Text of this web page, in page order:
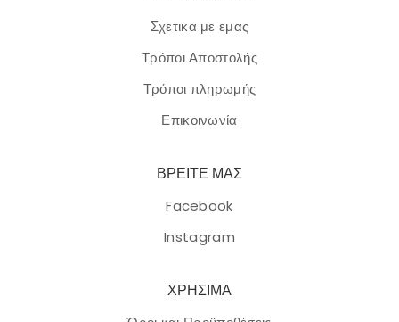
Σχετικα με εμας
Τρόποι Αποστολής
Τρόποι πληρωμής
Επικοινωνία
ΒΡΕΙΤΕ ΜΑΣ
Facebook
Instagram
ΧΡΗΣΙΜΑ